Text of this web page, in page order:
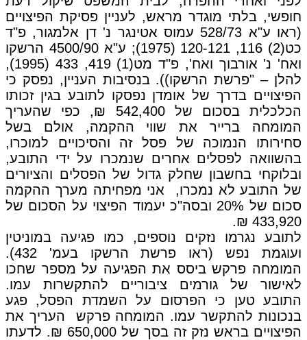
חופשי, בלתי מוגדר מראש, לעניין פסיקת הפיצויים
(ראו ע"א 528/73 עמוס אטינגר נ' דן אלמגור, פ"ד
כט(2) 116, 120-121 (1975); ‏ע"א 4500/90 הרשקו
ואח' נ' אורבוך ואח', פ"ד מט(1) 419, 433 (1995),
להלן – "פרשת הרשקו)). בנסיבות העניין, נפסק כי
הפיצויים בדרך של אומדן נפסקו לתובע בגין זכותו
הכלכלית בסכום של 542,400 ₪, כפי שהעריך
המומחה ברייר את שווי ההקמה, אולם בשל
סחירותו הנמוכה של פסל זה והסיכויים למוכרו,
בהשוואה לפסלים אחרים שנמכרו על ידי התובע,
ובלוקחי בחשבון שחלק גדול של הפסלים והציורים
של התובע לא נמכרו, אני מפחיתה מערך ההקמה
סכום של 20% ובסה"כ יעמוד הפיצוי על הסכום של
433,920 ₪.
לתובע נגרמו נזקים נוספים, כמו פגיעה במוניטין
ועוגמת נפש (ראו פרשת הרשקו בעמ' 432).
המומחה פרקש ביסס את הפגיעה על מספר שחכו
לאישור של גורמים ציבוריים להתקשרות עמו.
התובע טען כי הפרסום על השמדת הפסל, פגע
בנכונות להתקשר עמו. המומחה פרקש העריך את
הפיצויים בראש נזק זה בסך של 650,000 ₪. לדעתו